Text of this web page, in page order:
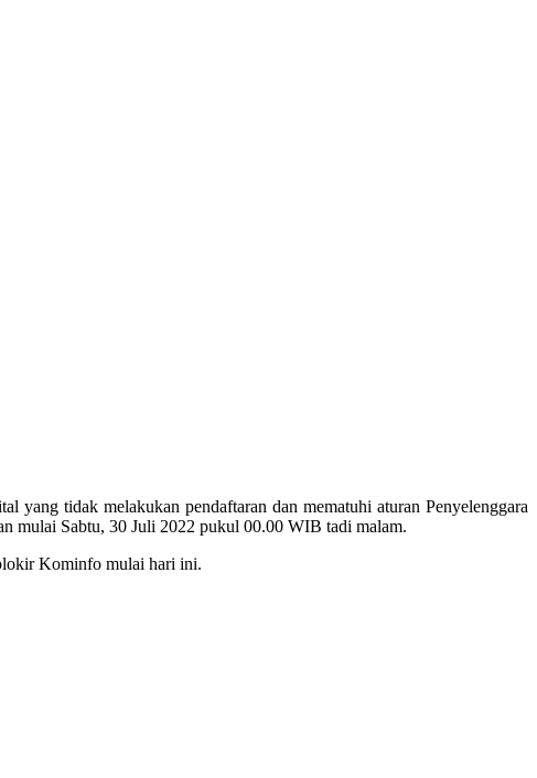
tidak melakukan pendaftaran dan mematuhi aturan Penyelenggara
mulai Sabtu, 30 Juli 2022 pukul 00.00 WIB tadi malam.
Kominfo mulai hari ini.